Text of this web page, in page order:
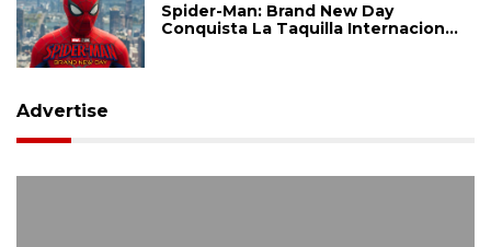
Spider-Man: Brand New Day
Conquista La Taquilla Internacional
Advertise